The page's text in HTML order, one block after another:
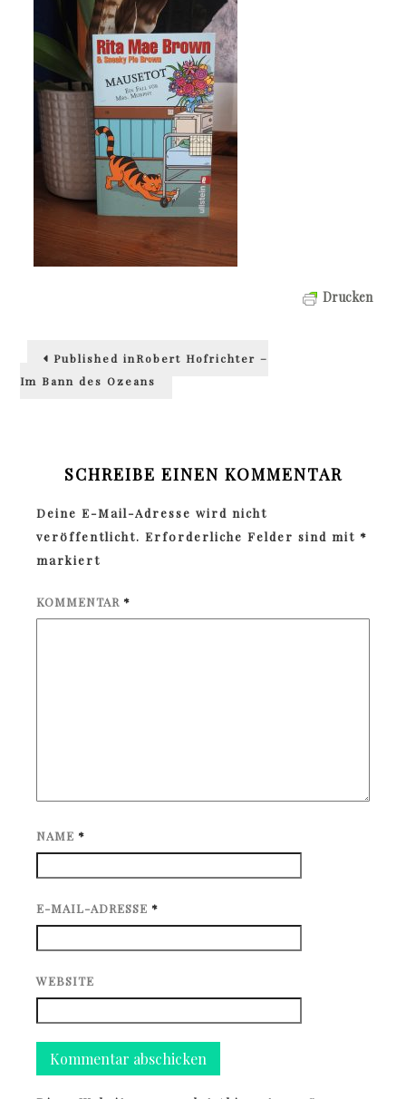
Drucken
Beitragsnavigation
Published inRobert Hofrichter –
Im Bann des Ozeans
SCHREIBE EINEN KOMMENTAR
Deine E-Mail-Adresse wird nicht
veröffentlicht. Erforderliche Felder sind mit *
markiert
KOMMENTAR *
NAME *
E-MAIL-ADRESSE *
WEBSITE